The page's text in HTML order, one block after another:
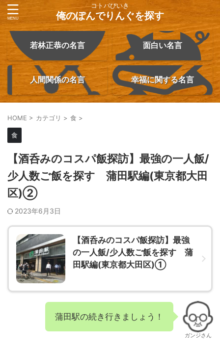
コトバびいき
俺のぽんでりんぐを探す
若林正恭の名言 面白い名言
人間関係の名言 幸福に関する名言
HOME > カテゴリ > 食 >
食
【酒呑みのコスパ飯探訪】最強の一人飯/
少人数ご飯を探す 蒲田駅編(東京都大田
区)②
2023年6月3日
【酒呑みのコスパ飯探訪】最強
の一人飯/少人数ご飯を探す 蒲
田駅編(東京都大田区)①
蒲田駅の続き行きましょう！
ガンジさん